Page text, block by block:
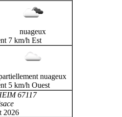
nuageux
7 km/h Est
nuageux
5 km/h Ouest
67117
2026